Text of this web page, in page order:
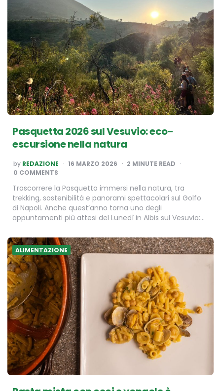
Pasquetta 2026 sul Vesuvio: eco-
escursione nella natura
POSTED
BY
by REDAZIONE 16 MARZO 2026 2 MINUTE READ
0 COMMENTS
Trascorrere la Pasquetta immersi nella natura, tra
trekking, sostenibilità e panorami spettacolari sul Golfo
di Napoli. Anche quest’anno torna uno degli
appuntamenti più attesi del Lunedì in Albis sul Vesuvio:…
ALIMENTAZIONE